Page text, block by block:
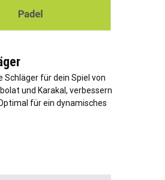
Schläger für dein Spiel von
und Karakal, verbessern
für ein dynamisches